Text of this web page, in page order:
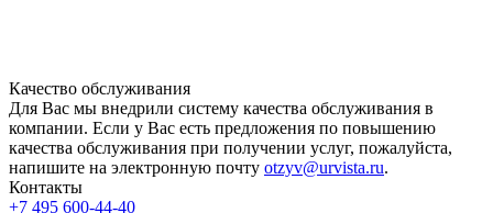
Качество обслуживания
Для Вас мы внедрили систему качества обслуживания в
компании. Если у Вас есть предложения по повышению
качества обслуживания при получении услуг, пожалуйста,
напишите на электронную почту otzyv@urvista.ru.
Контакты
+7 495 600-44-40